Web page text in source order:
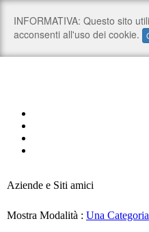
Aziende e Siti amici
Mostra Modalità : Una Categoria